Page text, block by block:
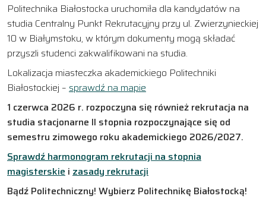
Politechnika Białostocka uruchomiła dla kandydatów na
studia Centralny Punkt Rekrutacyjny przy ul. Zwierzynieckiej
10 w Białymstoku, w którym dokumenty mogą składać
przyszli studenci zakwalifikowani na studia.
Lokalizacja miasteczka akademickiego Politechniki
Białostockiej – sprawdź na mapie
1 czerwca 2026 r. rozpoczyna się również rekrutacja na
studia stacjonarne II stopnia rozpoczynające się od
semestru zimowego roku akademickiego 2026/2027.
Sprawdź harmonogram rekrutacji na stopnia
magisterskie i zasady rekrutacji
Bądź Politechniczny! Wybierz Politechnikę Białostocką!